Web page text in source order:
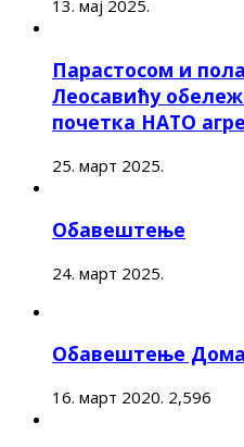
13. мај 2025.
Парастосом и
Леосавићу
почетка НАТО
25. март 2025.
Обавештење
24. март 2025.
Обавештење
16. март 2020. 2,596